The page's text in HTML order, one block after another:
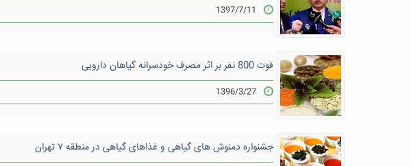
1397/7/11
فوت 800 نفر بر اثر مصرف خودسرانه گیاهان دارویی
1396/3/27
جشنواره دمنوش های گیاهی و غذاهای گیاهی در منطقه ۷ تهران